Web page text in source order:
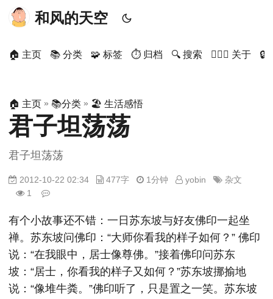
和风的天空
🏠 主页 📚 分类 🧩 标签 ⏱ 归档 🔍 搜索 🙋🏻‍♂️ 关于 🔒
🏠 主页 » 📚分类 » 🏖 生活感悟
君子坦荡荡
君子坦荡荡
2012-10-22 02:34 477字 1分钟 yobin
杂文
1
有个小故事还不错：一日苏东坡与好友佛印一起坐
禅。苏东坡问佛印：“大师你看我的样子如何？” 佛印
说：“在我眼中，居士像尊佛。”接着佛印问苏东
坡：“居士，你看我的样子又如何？”苏东坡挪揄地
说：“像堆牛粪。”佛印听了，只是置之一笑。苏东坡